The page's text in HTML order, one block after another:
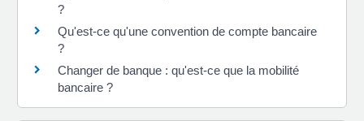
?
Qu'est-ce qu'une convention de compte bancaire
?
Changer de banque : qu'est-ce que la mobilité
bancaire ?